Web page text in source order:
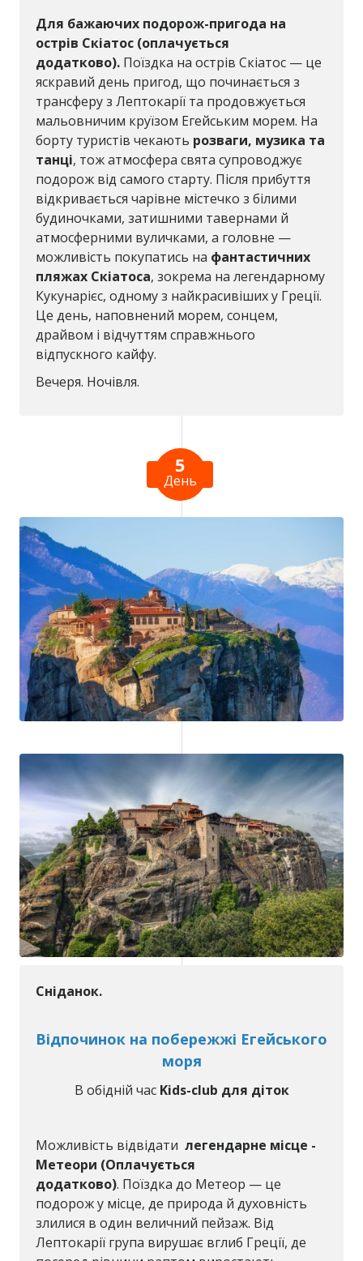
Для бажаючих подорож-пригода на
острів Скіатос (оплачується
додатково). Поїздка на острів Скіатос — це
яскравий день пригод, що починається з
трансферу з Лептокарії та продовжується
мальовничим круїзом Егейським морем. На
борту туристів чекають розваги, музика та
танці, тож атмосфера свята супроводжує
подорож від самого старту. Після прибуття
відкривається чарівне містечко з білими
будиночками, затишними тавернами й
атмосферними вуличками, а головне —
можливість покупатись на фантастичних
пляжах Скіатоса, зокрема на легендарному
Кукунарієс, одному з найкрасивіших у Греції.
Це день, наповнений морем, сонцем,
драйвом і відчуттям справжнього
відпускного кайфу.
Вечеря. Ночівля.
5
День
Сніданок.
Відпочинок на побережжі Егейського
моря
В обідній час Kids-club для діток
Можливість відвідати легендарне місце -
Метеори (Оплачується
додатково). Поїздка до Метеор — це
подорож у місце, де природа й духовність
злилися в один величний пейзаж. Від
Лептокарії група вирушає вглиб Греції, де